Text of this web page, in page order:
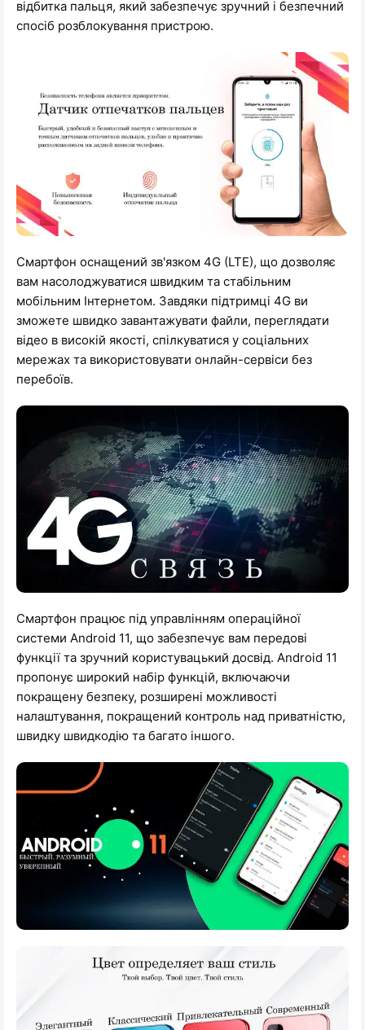
відбитка пальця, який забезпечує зручний і безпечний
спосіб розблокування пристрою.
Смартфон оснащений зв'язком 4G (LTE), що дозволяє
вам насолоджуватися швидким та стабільним
мобільним Інтернетом. Завдяки підтримці 4G ви
зможете швидко завантажувати файли, переглядати
відео в високій якості, спілкуватися у соціальних
мережах та використовувати онлайн-сервіси без
перебоїв.
Смартфон працює під управлінням операційної
системи Android 11, що забезпечує вам передові
функції та зручний користувацький досвід. Android 11
пропонує широкий набір функцій, включаючи
покращену безпеку, розширені можливості
налаштування, покращений контроль над приватністю,
швидку швидкодію та багато іншого.